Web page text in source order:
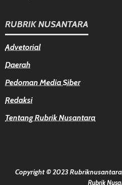
RUBRIK NUSANTARA
Advetorial
Daerah
Pedoman Media Siber
Redaksi
Tentang Rubrik Nusantara
Copyright © 2023
Rubrik